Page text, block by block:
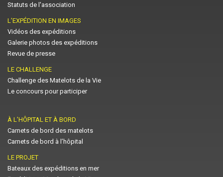
Statuts de l'association
L’EXPÉDITION EN IMAGES
Vidéos des expéditions
Galerie photos des expéditions
Revue de presse
LE CHALLENGE
Challenge des Matelots de la Vie
Le concours pour participer
À L’HÔPITAL ET À BORD
Carnets de bord des matelots
Carnets de bord à l’hôpital
LE PROJET
Bateaux des expéditions en mer